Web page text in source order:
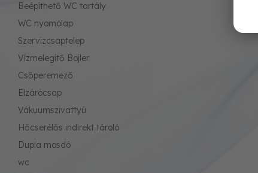
Beépíthető WC tartály
WC nyomólap
Szervizcsaptelep
Vízmelegítő Bojler
Csőperemező
Elzárócsap
Vákuumszivattyú
Hőcserélős indirekt tároló
Dupla mosdó
wc